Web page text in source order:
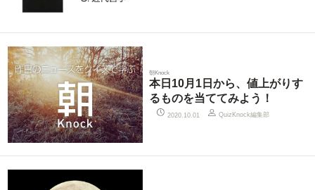
朝Knock
本日10月1日から、値上がりす
るものを当ててみよう！
2020.10.01 QuizKnock編集部